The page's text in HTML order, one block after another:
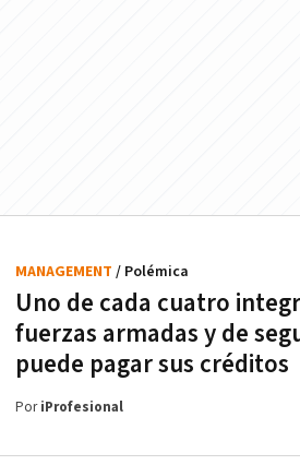
Uno de cada cuatro
fuerzas armadas y de
puede pagar sus créditos
MANAGEMENT / Polémica
PoriProfesional